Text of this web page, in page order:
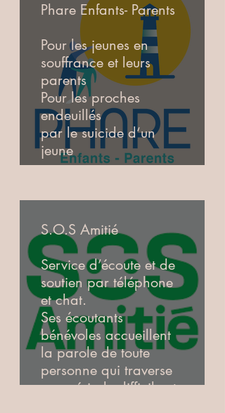
Phare Enfants- Parents
Pour les jeunes en
souffrance et leurs
parents
Pour les proches
endeuillés
par le suicide d‘un
jeune
De 10h à 17h, du
lundi au vendredi
Service confidentiel
et gratuit + appel non
surtaxé
phare.org
Chat accessible
du lundi au vendredi
de 10h à 17h
S.O.S Amitié
Service d’écoute et de
soutien par téléphone
et chat.
Ses écoutants
bénévoles accueillent
la parole de toute
personne qui traverse
une période difficile et